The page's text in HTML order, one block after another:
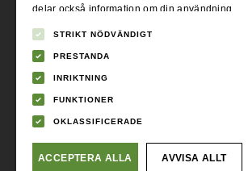
Stora Badhusgatan 18, 411 21
delar också information om din användning
analyspartners som kan kombinera den med
annan information som du har tillhandahållit
dem eller som de har samlat in från din
användning av deras tjänster.
Integritetspolicy
STRIKT NÖDVÄNDIGT
PRESTANDA
INRIKTNING
FUNKTIONER
OKLASSIFICERADE
ACCEPTERA ALLA AVVISA ALLT